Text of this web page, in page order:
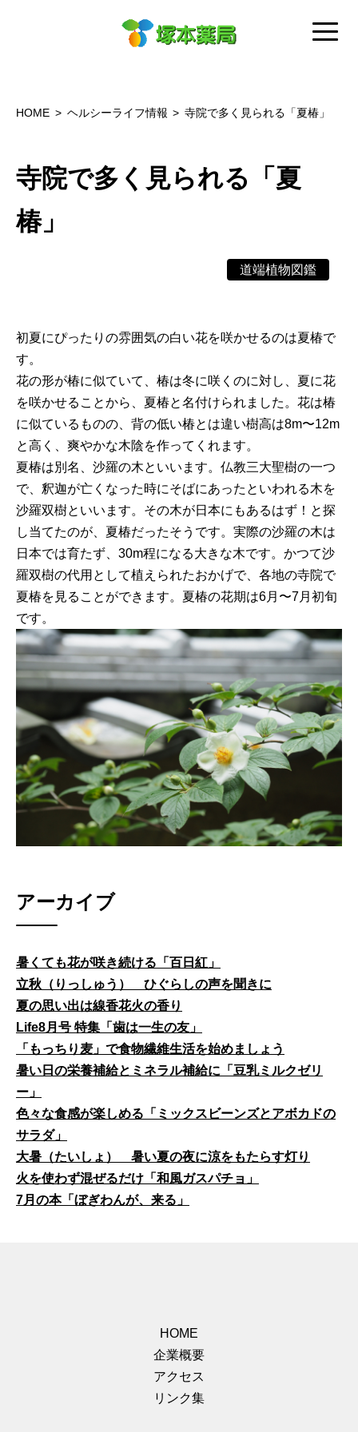
HOME ヘルシーライフ情報 寺院で多く見られる「夏椿」
寺院で多く見られる「夏
椿」
道端植物図鑑
初夏にぴったりの雰囲気の白い花を咲かせるのは夏椿で
す。
花の形が椿に似ていて、椿は冬に咲くのに対し、夏に花
を咲かせることから、夏椿と名付けられました。花は椿
に似ているものの、背の低い椿とは違い樹高は8m〜12m
と高く、爽やかな木陰を作ってくれます。
夏椿は別名、沙羅の木といいます。仏教三大聖樹の一つ
で、釈迦が亡くなった時にそばにあったといわれる木を
沙羅双樹といいます。その木が日本にもあるはず！と探
し当てたのが、夏椿だったそうです。実際の沙羅の木は
日本では育たず、30m程になる大きな木です。かつて沙
羅双樹の代用として植えられたおかげで、各地の寺院で
夏椿を見ることができます。夏椿の花期は6月〜7月初旬
です。
アーカイブ
暑くても花が咲き続ける「百日紅」
立秋（りっしゅう） ひぐらしの声を聞きに
夏の思い出は線香花火の香り
Life8月号 特集「歯は一生の友」
「もっちり麦」で食物繊維生活を始めましょう
暑い日の栄養補給とミネラル補給に「豆乳ミルクゼリ
ー」
色々な食感が楽しめる「ミックスビーンズとアボカドの
サラダ」
大暑（たいしょ） 暑い夏の夜に涼をもたらす灯り
火を使わず混ぜるだけ「和風ガスパチョ」
7月の本「ぼぎわんが、来る」
HOME
企業概要
アクセス
リンク集